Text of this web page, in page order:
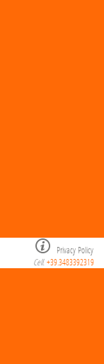
Privacy Policy
Cell. +39.3483392319